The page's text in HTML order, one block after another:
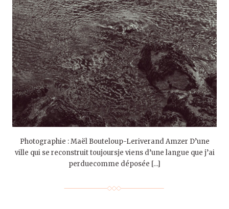
Photographie : Maël Bouteloup-Leriverand Amzer D’une
ville qui se reconstruit toujoursje viens d’une langue que j’ai
perduecomme déposée […]